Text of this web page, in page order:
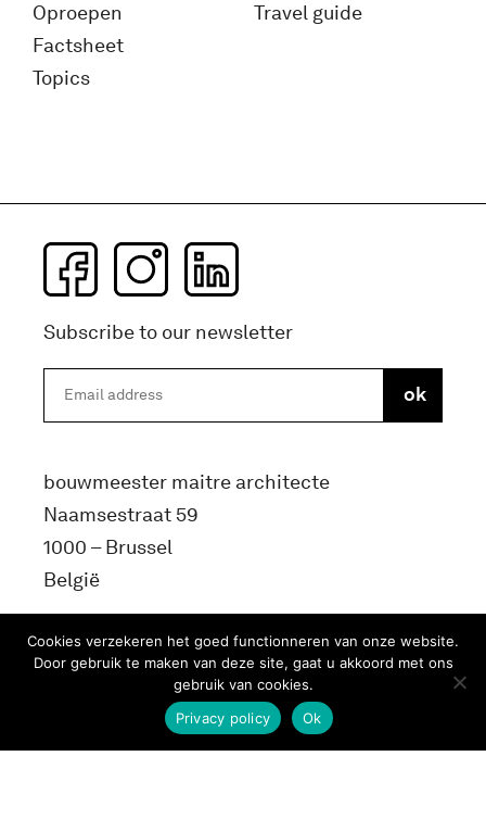
Oproepen
Factsheet
Topics
Travel guide
Subscribe to our newsletter
bouwmeester maitre architecte
Naamsestraat 59
1000 – Brussel
België
info@bma.brussels
Cookies verzekeren het goed functionneren van onze website.
Door gebruik te maken van deze site, gaat u akkoord met ons
gebruik van cookies.
Ok
Privacy policy